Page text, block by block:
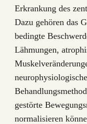
Erkrankung des
Dazu gehören das
bedingte
Lähmungen,
gestörte
normalisieren